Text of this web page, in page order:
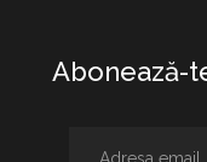
Abonează-